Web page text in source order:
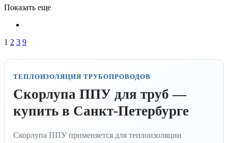
Показать еще
1 2 3 9
ТЕПЛОИЗОЛЯЦИЯ ТРУБОПРОВОДОВ
Скорлупа ППУ для труб —
купить в Санкт-Петербурге
Скорлупа ППУ применяется для теплоизоляции